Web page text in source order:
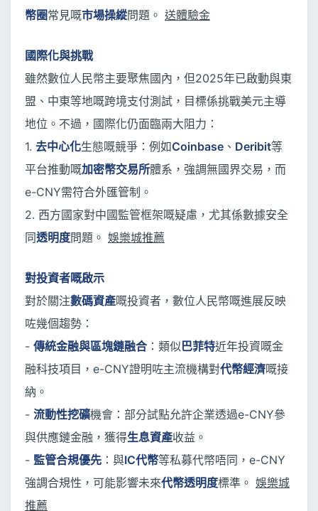
幣圈常見嘅市場操縱問題。 送體驗金
國際化與挑戰
雖然數位人民幣主要聚焦國內，但2025年已啟動與東
盟、中東等地嘅跨境支付測試，目標係挑戰美元主導
地位。不過，國際化仍面臨兩大阻力：
1. 去中心化生態嘅競爭：例如Coinbase 、 Deribit等
平台推動嘅加密幣交易所體系，強調無國界交易，而
e-CNY需符合外匯管制。
2. 西方國家對中國監管框架嘅疑慮，尤其係數據安全
同透明度問題。 娛樂城推薦
對投資者嘅啟示
對於關注數碼資產嘅投資者，數位人民幣嘅進展反映
咗幾個趨勢：
- 傳統金融與區塊鏈融合 ：類似巴菲特近年投資嘅金
融科技項目，e-CNY證明咗主流機構對代幣經濟嘅接
納。
- 流動性挖礦機會：部分試點允許企業透過e-CNY參
與供應鏈金融，獲得生息資產收益。
- 監管合規優先 ：與IC代幣等私募代幣唔同，e-CNY
強調合規性，可能影響未來代幣透明度標準。 娛樂城
推薦